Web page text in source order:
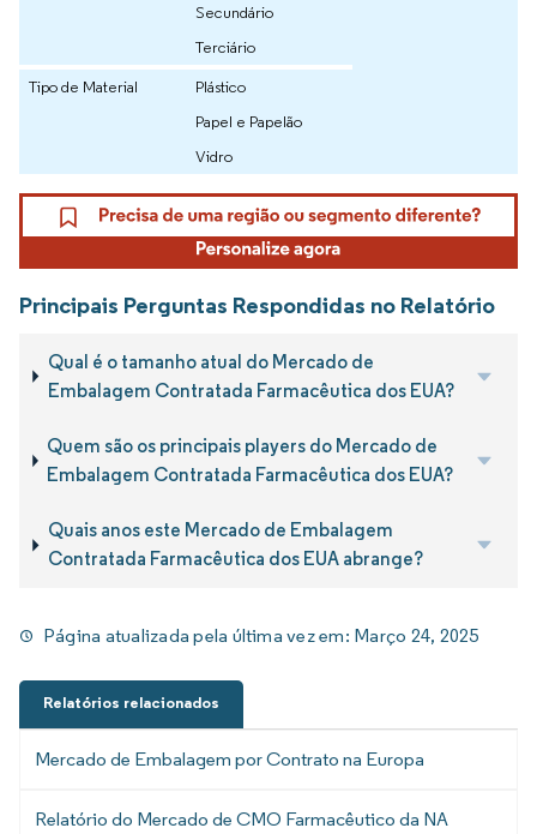
Secundário
Terciário
Tipo de Material
Plástico
Papel e Papelão
Vidro
Principais Perguntas Respondidas no Relatório
Qual é o tamanho atual do Mercado de
Embalagem Contratada Farmacêutica dos EUA?
Quem são os principais players do Mercado de
Embalagem Contratada Farmacêutica dos EUA?
Quais anos este Mercado de Embalagem
Contratada Farmacêutica dos EUA abrange?
Página atualizada pela última vez em: Março 24, 2025
Relatórios relacionados
Mercado de Embalagem por Contrato na Europa
Relatório do Mercado de CMO Farmacêutico da NA